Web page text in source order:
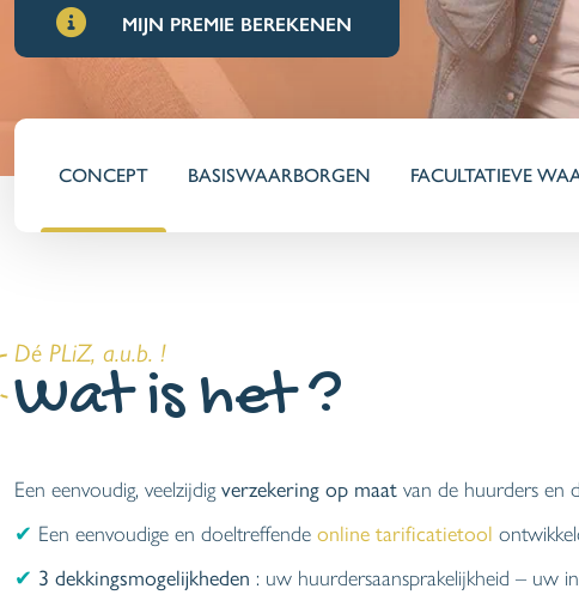
MIJN PREMIE BEREKENEN
CONCEPT BASISWAARBORGEN FACULTATIEVE
Dé PLiZ, a.u.b. !
Wat is het ?
Een eenvoudig, veelzijdigverzekering op maat van de huurders en
✔ Een eenvoudige en doeltreffende online tarificatietool
✔ 3 dekkingsmogelijkheden : uw huurdersaansprakelijkheid – uw